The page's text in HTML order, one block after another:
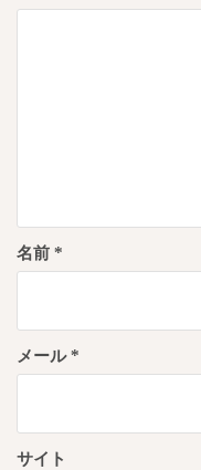
ョ
名前 *
メール*
サイト